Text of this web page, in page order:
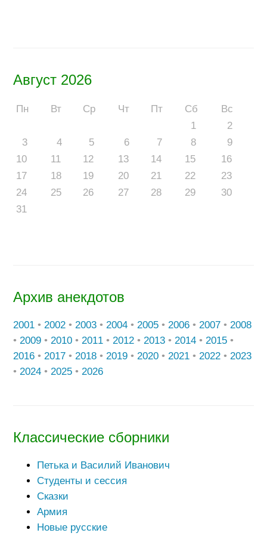
Август 2026
Пн Вт Ср Чт Пт Сб
Вс
1
2
3
4 5 6 7 8
9
10
11 12 13 14 15
16
17
18 19 20 21 22
23
24
25 26 27 28 29
30
31
Архив анекдотов
2001 • 2002 • 2003 • 2004 • 2005 • 2006 • 2007 • 2008
• 2009 • 2010 • 2011 • 2012 • 2013 • 2014 • 2015 •
2016 • 2017 • 2018 • 2019 • 2020 • 2021 • 2022 • 2023
• 2024 • 2025 • 2026
Классические сборники
Петька и Василий Иванович
Студенты и сессия
Сказки
Армия
Новые русские